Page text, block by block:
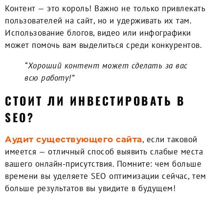
Контент — это король! Важно не только привлекать
пользователей на сайт, но и удерживать их там.
Использование блогов, видео или инфографики
может помочь вам выделиться среди конкурентов.
“Хороший контент может сделать за вас
всю работу!”
CТОИТ ЛИ ИНВЕСТИРОВАТЬ В
SEO?
Аудит существующего сайта, если таковой
имеется — отличный способ выявить слабые места
вашего онлайн-присутствия. Помните: чем больше
времени вы уделяете SEO оптимизации сейчас, тем
больше результатов вы увидите в будущем!